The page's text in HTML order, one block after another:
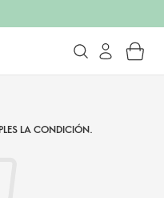
LA CONDICIÓN.